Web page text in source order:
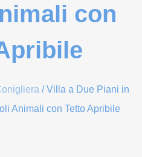
con
/ Villa a Due Piani in
Animali con Tetto Apribile